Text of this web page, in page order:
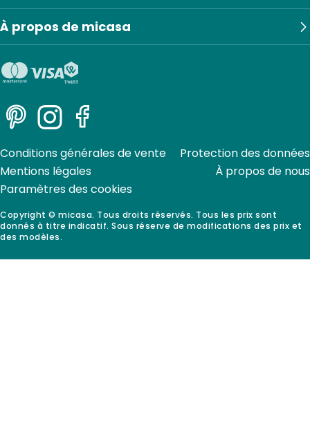
À propos de micasa
PinterestInstagramFacebook
Copyright © micasa. Tous droits réservés. Tous les prix sont
donnés à titre indicatif. Sous réserve de modifications des prix et
des modèles.
Conditions générales de vente
Protection des données
Mentions légales
À propos de nous
Paramètres des cookies